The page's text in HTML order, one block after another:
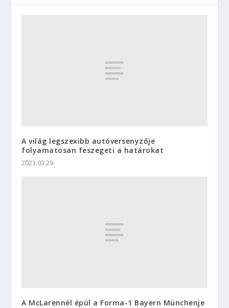
A világ legszexibb autóversenyzője
folyamatosan feszegeti a határokat
2023.03.29.
A McLarennél épül a Forma-1 Bayern Münchenje